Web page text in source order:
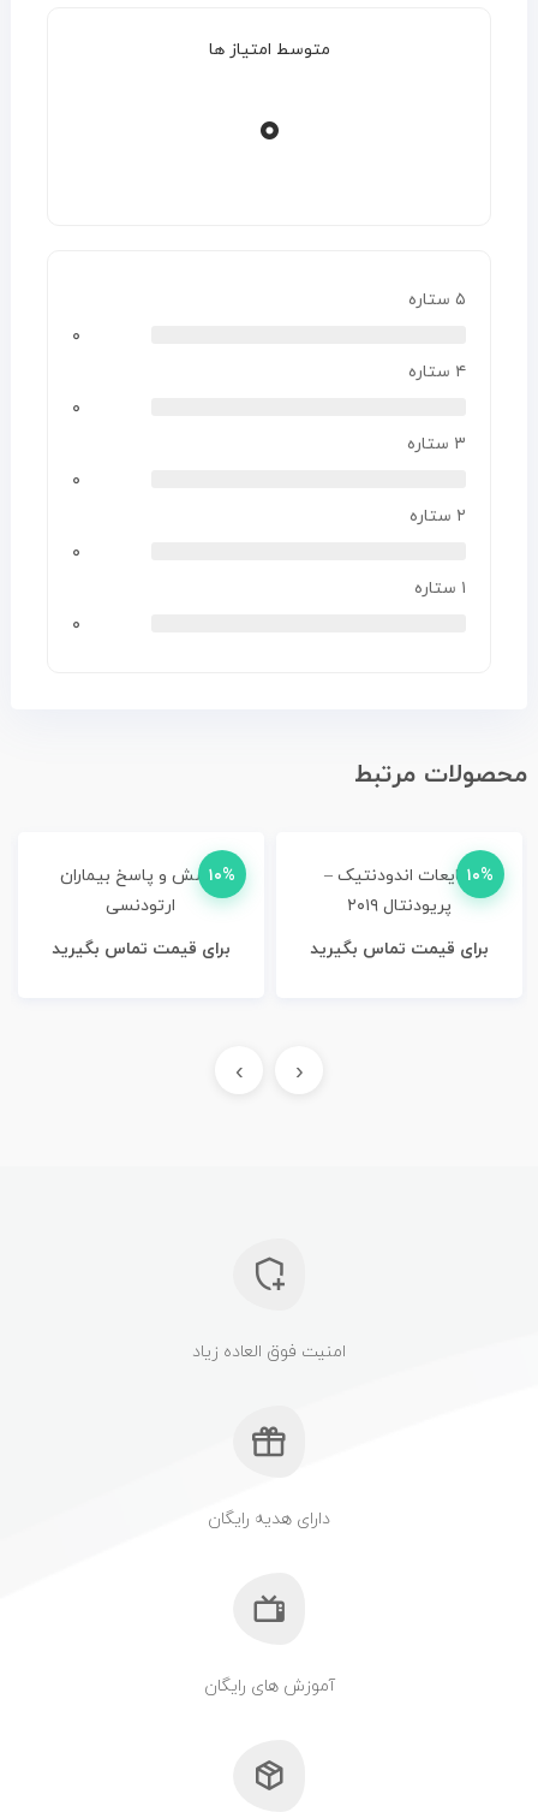
متوسط امتیاز ها
۰
۵ ستاره
۰
۴ ستاره
۰
۳ ستاره
۰
۲ ستاره
۰
۱ ستاره
۰
محصولات مرتبط
۱۰%ضایعات اندودنتیک –
پریودنتال ۲۰۱۹
برای قیمت تماس بگیرید
۱۰%پرسش و پاسخ بیماران
ارتودنسی
برای قیمت تماس بگیرید
‹
›
امنیت فوق العاده زیاد
دارای هدیه رایگان
آموزش های رایگان